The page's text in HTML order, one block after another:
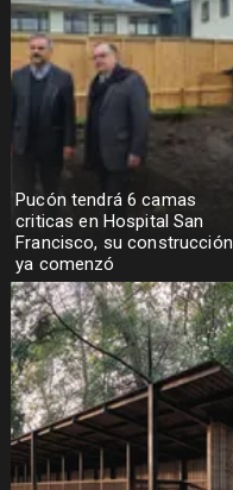
Pucón tendrá 6 camas
criticas en Hospital San
Francisco, su construcción
ya comenzó